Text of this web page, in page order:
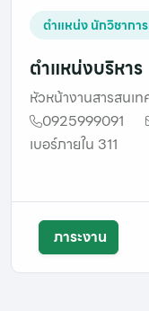
ตำแหน่ง นักวิชากา
ตำแหน่งบริหาร
หัวหน้างานสารสนเ
0925999091
เบอร์ภายใน 311
ภาระงาน